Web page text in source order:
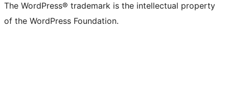
The WordPress® trademark is the intellectual property
of the WordPress Foundation.